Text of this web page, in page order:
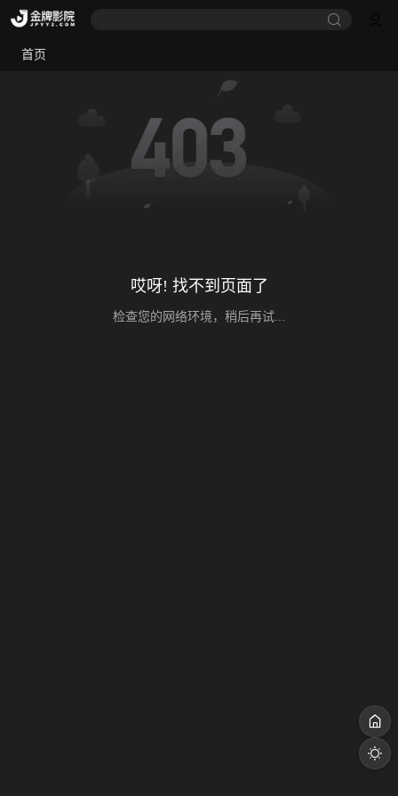
首页
哎呀! 找不到页面了
检查您的网络环境，稍后再试...